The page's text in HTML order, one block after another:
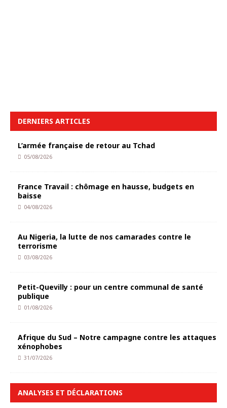
DERNIERS ARTICLES
L’armée française de retour au Tchad
05/08/2026
France Travail : chômage en hausse, budgets en
baisse
04/08/2026
Au Nigeria, la lutte de nos camarades contre le
terrorisme
03/08/2026
Petit-Quevilly : pour un centre communal de santé
publique
01/08/2026
Afrique du Sud – Notre campagne contre les attaques
xénophobes
31/07/2026
ANALYSES ET DÉCLARATIONS